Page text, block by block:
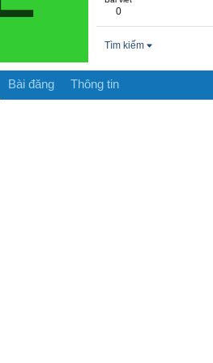
0
Tìm kiếm
Bài đăng Thông tin